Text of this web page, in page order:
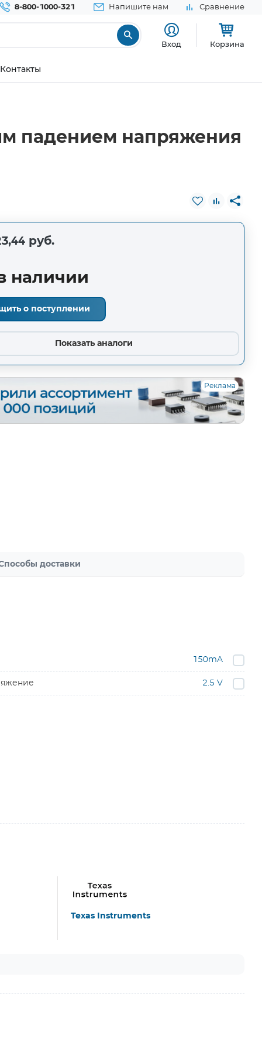
8-800-1000-321 Напишите нам Сравнение
Вход Корзина
Контакты
падением напряжения
руб.
наличии
о поступлении
Показать аналоги
Реклама
доставки
150mA
2.5 V
Texas Instruments